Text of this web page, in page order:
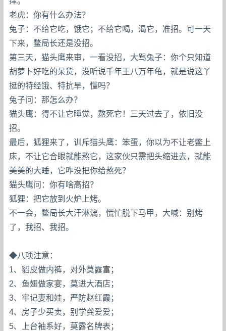
老虎：你有什么办法？
兔子：不给它吃，饿它；不给它喝，渴它，准招。可一天
下来，鳖局长还是没招。
第三天，猫头鹰来审，一看没招，大骂兔子：你个只知道
胡萝卜好吃的呆货，没听说千年王八万年龟，就是说这丫
挺的特经饿、特抗旱，懂吗？
兔子问：那怎么办？
猫头鹰：得不让它睡觉，熬死它！三天过去了，依旧没
招。
最后，狐狸来了，训斥猫头鹰：笨蛋，你以为不让老鳖上
床，不让它合眼就能熬它，这家伙只需把头缩进去，就能
美美的大睡，它咋没把你给熬死？
猫头鹰问：你有啥高招？
狐狸：把它放到火炉上烤。
不一会，鳖局长大汗淋漓，慌忙脱下马甲，大喊：别烤
了，我招、我招。
◆八项注意：
1、貂皮做内裤，对外莫露富；
2、鱼翅做家宴，莫进大酒店；
3、牢记妻和娃，严防赵红霞；
4、房子少买卖，别学龚爱爱；
5、上台袖系好，莫露名牌表；